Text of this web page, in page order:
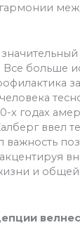
больше
х годах
ввел
и общей